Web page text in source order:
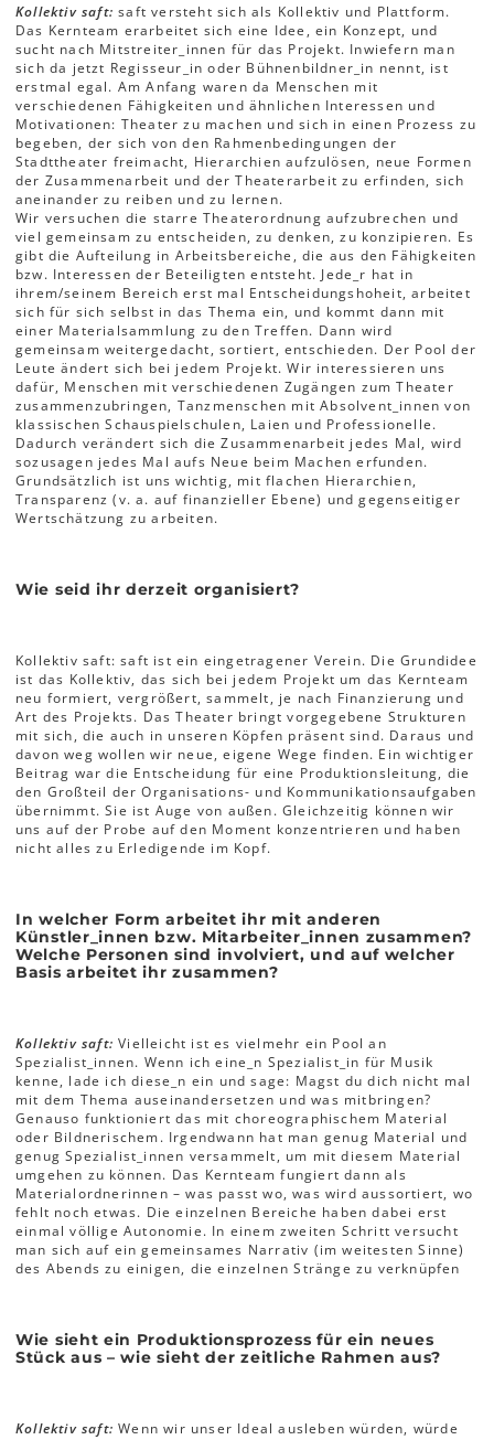
Kollektiv saft: saft versteht sich als Kollektiv und Plattform.
Das Kernteam erarbeitet sich eine Idee, ein Konzept, und
sucht nach Mitstreiter_innen für das Projekt. Inwiefern man
sich da jetzt Regisseur_in oder Bühnenbildner_in nennt, ist
erstmal egal. Am Anfang waren da Menschen mit
verschiedenen Fähigkeiten und ähnlichen Interessen und
Motivationen: Theater zu machen und sich in einen Prozess zu
begeben, der sich von den Rahmenbedingungen der
Stadttheater freimacht, Hierarchien aufzulösen, neue Formen
der Zusammenarbeit und der Theaterarbeit zu erfinden, sich
aneinander zu reiben und zu lernen.
Wir versuchen die starre Theaterordnung aufzubrechen und
viel gemeinsam zu entscheiden, zu denken, zu konzipieren. Es
gibt die Aufteilung in Arbeitsbereiche, die aus den Fähigkeiten
bzw. Interessen der Beteiligten entsteht. Jede_r hat in
ihrem/seinem Bereich erst mal Entscheidungshoheit, arbeitet
sich für sich selbst in das Thema ein, und kommt dann mit
einer Materialsammlung zu den Treffen. Dann wird
gemeinsam weitergedacht, sortiert, entschieden. Der Pool der
Leute ändert sich bei jedem Projekt. Wir interessieren uns
dafür, Menschen mit verschiedenen Zugängen zum Theater
zusammenzubringen, Tanzmenschen mit Absolvent_innen von
klassischen Schauspielschulen, Laien und Professionelle.
Dadurch verändert sich die Zusammenarbeit jedes Mal, wird
sozusagen jedes Mal aufs Neue beim Machen erfunden.
Grundsätzlich ist uns wichtig, mit flachen Hierarchien,
Transparenz (v. a. auf finanzieller Ebene) und gegenseitiger
Wertschätzung zu arbeiten.
Wie seid ihr derzeit organisiert?
Kollektiv saft: saft ist ein eingetragener Verein. Die Grundidee
ist das Kollektiv, das sich bei jedem Projekt um das Kernteam
neu formiert, vergrößert, sammelt, je nach Finanzierung und
Art des Projekts. Das Theater bringt vorgegebene Strukturen
mit sich, die auch in unseren Köpfen präsent sind. Daraus und
davon weg wollen wir neue, eigene Wege finden. Ein wichtiger
Beitrag war die Entscheidung für eine Produktionsleitung, die
den Großteil der Organisations- und Kommunikationsaufgaben
übernimmt. Sie ist Auge von außen. Gleichzeitig können wir
uns auf der Probe auf den Moment konzentrieren und haben
nicht alles zu Erledigende im Kopf.
In welcher Form arbeitet ihr mit anderen
Künstler_innen bzw. Mitarbeiter_innen zusammen?
Welche Personen sind involviert, und auf welcher
Basis arbeitet ihr zusammen?
Kollektiv saft:Vielleicht ist es vielmehr ein Pool an
Spezialist_innen. Wenn ich eine_n Spezialist_in für Musik
kenne, lade ich diese_n ein und sage: Magst du dich nicht mal
mit dem Thema auseinandersetzen und was mitbringen?
Genauso funktioniert das mit choreographischem Material
oder Bildnerischem. Irgendwann hat man genug Material und
genug Spezialist_innen versammelt, um mit diesem Material
umgehen zu können. Das Kernteam fungiert dann als
Materialordnerinnen – was passt wo, was wird aussortiert, wo
fehlt noch etwas. Die einzelnen Bereiche haben dabei erst
einmal völlige Autonomie. In einem zweiten Schritt versucht
man sich auf ein gemeinsames Narrativ (im weitesten Sinne)
des Abends zu einigen, die einzelnen Stränge zu verknüpfen
Wie sieht ein Produktionsprozess für ein neues
Stück aus – wie sieht der zeitliche Rahmen aus?
Kollektiv saft:Wenn wir unser Ideal ausleben würden, würde